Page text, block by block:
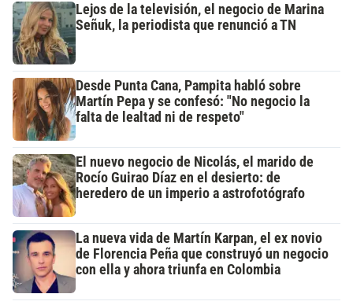
Lejos de la televisión, el negocio de Marina
Señuk, la periodista que renunció a TN
Desde Punta Cana, Pampita habló sobre
Martín Pepa y se confesó: "No negocio la
falta de lealtad ni de respeto"
El nuevo negocio de Nicolás, el marido de
Rocío Guirao Díaz en el desierto: de
heredero de un imperio a astrofotógrafo
La nueva vida de Martín Karpan, el ex novio
de Florencia Peña que construyó un negocio
con ella y ahora triunfa en Colombia